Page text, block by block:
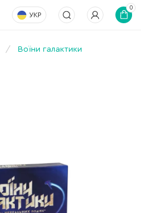
УКР
0
Воїни галактики